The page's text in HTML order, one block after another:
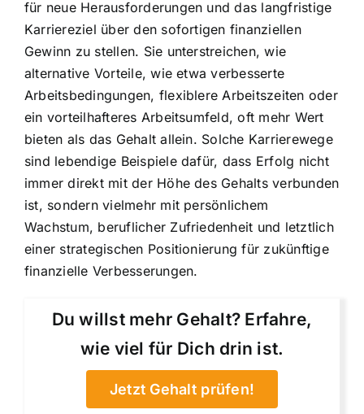
für neue Herausforderungen und das langfristige
Karriereziel über den sofortigen finanziellen
Gewinn zu stellen. Sie unterstreichen, wie
alternative Vorteile, wie etwa verbesserte
Arbeitsbedingungen, flexiblere Arbeitszeiten oder
ein vorteilhafteres Arbeitsumfeld, oft mehr Wert
bieten als das Gehalt allein. Solche Karrierewege
sind lebendige Beispiele dafür, dass Erfolg nicht
immer direkt mit der Höhe des Gehalts verbunden
ist, sondern vielmehr mit persönlichem
Wachstum, beruflicher Zufriedenheit und letztlich
einer strategischen Positionierung für zukünftige
finanzielle Verbesserungen.
Du willst mehr Gehalt? Erfahre,
wie viel für Dich drin ist.
Jetzt Gehalt prüfen!